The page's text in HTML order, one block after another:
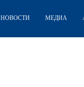
НОВОСТИ МЕДИА